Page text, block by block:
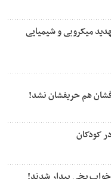
میکروبی و شیمیایی
هم حریفشان نشد!
کودکان